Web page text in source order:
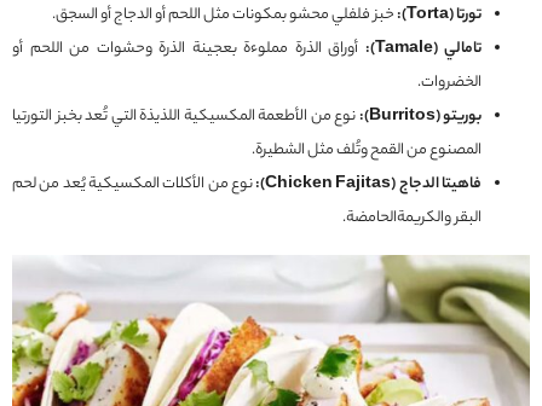
تورتا (Torta):
خبز فلفلي محشو بمكونات مثل اللحم أو الدجاج أو السجق.
تامالي (Tamale):
أوراق الذرة مملوءة بعجينة الذرة وحشوات من اللحم أو
الخضروات.
بوريتو (Burritos):
نوع من الأطعمة المكسيكية اللذيذة التي تُعد بخبز التورتيا
المصنوع من القمح وتُلف مثل الشطيرة.
فاهيتا الدجاج (Chicken Fajitas):
نوع من الأكلات المكسيكية يُعد من لحم
البقر والكريمة‌الحامضة.